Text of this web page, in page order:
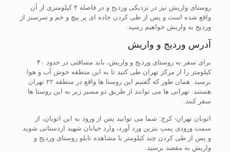
روستای واریش نیز در نزدیکی وردیج و در فاصله ۴ کیلومتری از آن
واقع شده است و پس از طی کردن جاده ای پر پیچ و خم و سرسبز از
وردیج به واریش خواهیم رسید.
آدرس وردیج و واریش
برای سفر به روستای وردیج و واریش، باید مسافتی در حدود ۴۰
کیلومتر را از مرکز تهران طی کنید تا به این منطقه خوش آب و هوا
برسید. همان طور که گفتیم این روستا ها واقع در منطقه ۲۲ تهران
هستند. تهرانی ها می توانند از طریق دو مسیر زیر به این روستا ها
سفر کنند.
اتوبان تهران- کرج: شما می توانید پس از ورود به این اتوبان، از
سمت ورودی پمپ بنزین ورد آورد، وارد خیابان شهید اردستانی شوید
و پس از طی کردن چند کیلومتر با مشاهده تابلو روستای وردیج و
واریش به مقصد برسید.